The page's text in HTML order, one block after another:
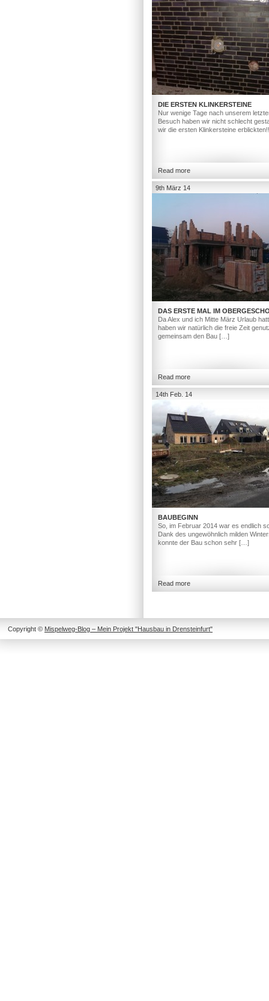
DIE ERSTEN KLINKERSTEINE
Nur wenige Tage nach unserem
Besuch haben wir nicht schlecht
wir die ersten Klinkersteine
Read more
9th März 14
DAS ERSTE MAL IM
Da Alex und ich Mitte März Urlaub
haben wir natürlich die freie Zeit
gemeinsam den Bau […]
Read more
14th Feb. 14
BAUBEGINN
So, im Februar 2014 war es endlich
Dank des ungewöhnlich milden
konnte der Bau schon sehr […]
Read more
Copyright © Mispelweg-Blog – Mein Projekt "Hausbau in Drensteinfurt"